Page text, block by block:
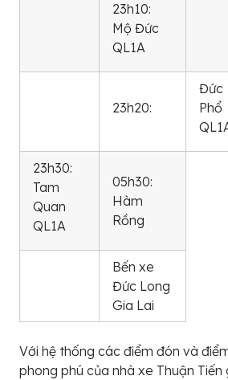
23h10:
Mộ Đức
QL1A
23h20:
Đức
Phổ
23h30:
Tam
Quan
QL1A
05h30:
Hàm
Rồng
Bến xe
Đức Long
Gia Lai
Với hệ thống các điểm đón và
phong phú của nhà xe Thuận Tiến